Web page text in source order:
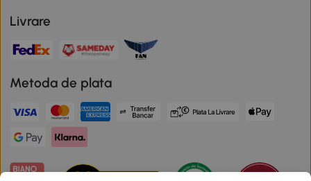
Livrare
Metoda de plata